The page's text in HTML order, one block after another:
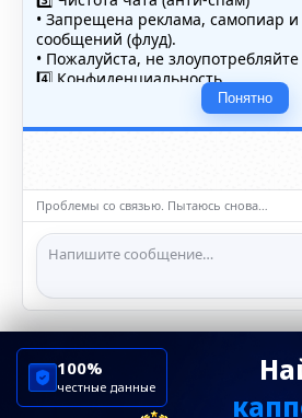
• Запрещена реклама, самопиар
сообщений (флуд).
• Пожалуйста, не
4️⃣ Конфиденциальность
• Не публикуйте личные данные
(телефоны, адреса, документы).
5️⃣ Уместность контента
насилию.
ℹ️ Модераторы и администраторы
сообщения и ограничивать
нарушении правил.
Понятно
Проблемы со связью. Пытаюсь снова…
100%
честные данные